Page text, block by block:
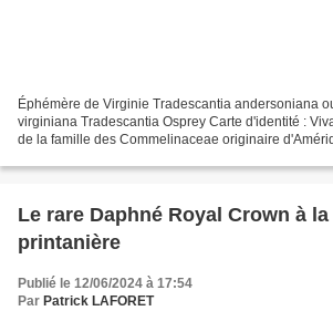
Éphémère de Virginie Tradescantia andersoniana
virginiana Tradescantia Osprey Carte d'identité :
de la famille des Commelinaceae originaire
Le rare Daphné Royal Crown à
printanière
Publié le 12/06/2024 à 17:54
Par Patrick LAFORET